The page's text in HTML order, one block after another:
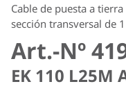
Cable de puesta a
sección transversal de
Art.-Nº
EK 110 L25M